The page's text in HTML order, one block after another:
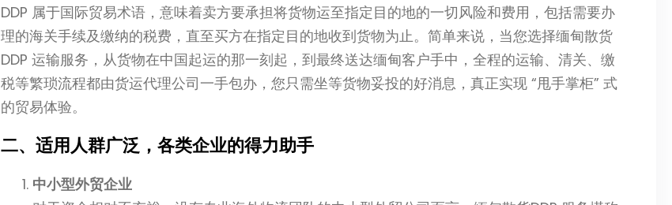
DDP 属于国际贸易术语，意味着卖方要承担将货物运至指定目的地的一切风险和费用，包括需要办
理的海关手续及缴纳的税费，直至买方在指定目的地收到货物为止。简单来说，当您选择缅甸散货
DDP 运输服务，从货物在中国起运的那一刻起，到最终送达缅甸客户手中，全程的运输、清关、缴
税等繁琐流程都由货运代理公司一手包办，您只需坐等货物妥投的好消息，真正实现 “甩手掌柜” 式
的贸易体验。
二、适用人群广泛，各类企业的得力助手
中小型外贸企业